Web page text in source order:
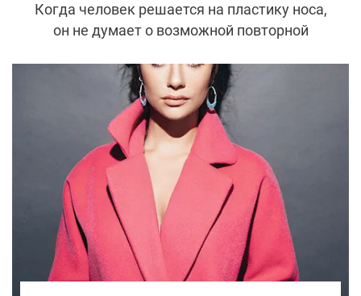
Когда человек решается на пластику носа,
он не думает о возможной повторной
успех. Однако ринопластика –
сложнейшая операция, предсказать
результат которой под силу лишь
опытному пластическому хирургу. К
сожалению, нередко пациенты страдают
из-за допущенных врачом ошибок и
оказываются перед выбором – вторичное
вмешательство или испорченная
внешность.